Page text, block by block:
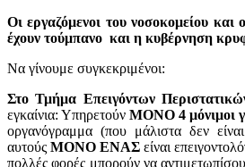
Οι εργαζόμενοι του νοσοκομείου
έχουν τούμπανο και η κυβέρνηση
Να γίνουμε συγκεκριμένοι:
Στο Τμήμα Επειγόντων
εγκαίνια: Υπηρετούν ΜΟΝΟ 4 μόνιμοι
οργανόγραμμα (που μάλιστα δεν
αυτούς ΜΟΝΟ ΕΝΑΣ είναι
πολλές φορές μπορούν να